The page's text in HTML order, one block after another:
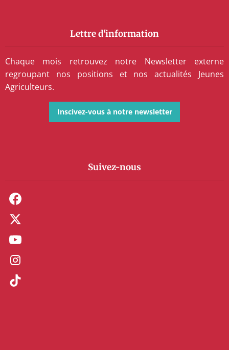
Lettre d'information
Chaque mois retrouvez notre Newsletter externe
regroupant nos positions et nos actualités Jeunes
Agriculteurs.
Inscivez-vous à notre newsletter
Suivez-nous